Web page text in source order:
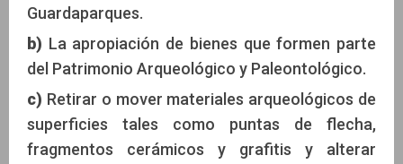
Guardaparques.
b) La apropiación de bienes que formen parte
del Patrimonio Arqueológico y Paleontológico.
c) Retirar o mover materiales arqueológicos de
superficies tales como puntas de flecha,
fragmentos cerámicos y grafitis y alterar